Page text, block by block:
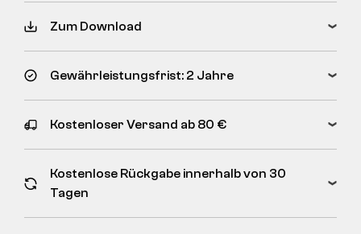
Zum Download
Gewährleistungsfrist: 2 Jahre
Kostenloser Versand ab 80 €
Kostenlose Rückgabe innerhalb von 30
Tagen